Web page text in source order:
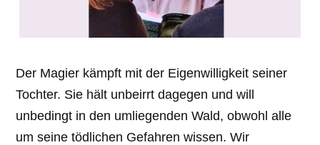
Der Magier kämpft mit der Eigenwilligkeit seiner
Tochter. Sie hält unbeirrt dagegen und will
unbedingt in den umliegenden Wald, obwohl alle
um seine tödlichen Gefahren wissen. Wir